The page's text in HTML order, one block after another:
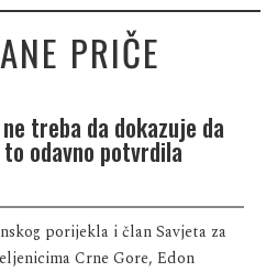
PRIČE
treba da dokazuje da
odavno potvrdila
porijekla i član Savjeta za
Crne Gore, Edon